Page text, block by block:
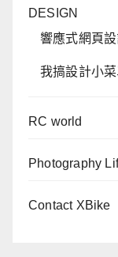
DESIGN
響應式網頁
我搞設計小
RC world
Photography
Contact XBike